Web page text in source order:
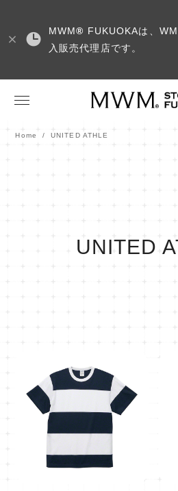
MWM® FUKUOKAは、
入販売代理店です。
Home UNITED ATHLE
UNITED